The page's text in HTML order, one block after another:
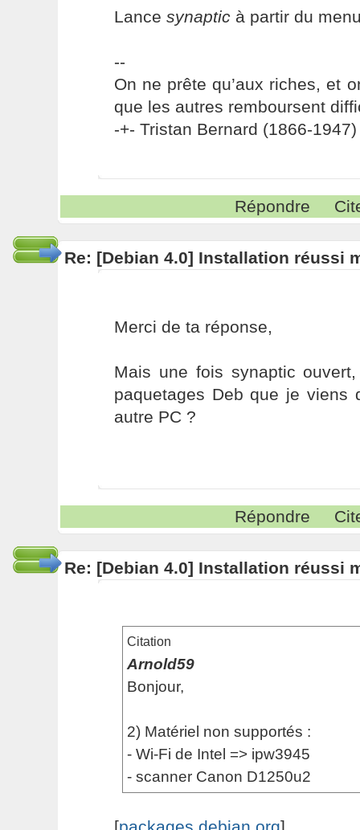
Lance synapticà partir du
--
On ne prête qu’aux riches, et
que les autres remboursent
-+- Tristan Bernard (1866-1947)
Répondre
Re: [Debian 4.0] Installation réussi
Merci de ta réponse,
Mais une fois synaptic
paquetages Deb que je viens
autre PC ?
Répondre
Re: [Debian 4.0] Installation réussi
Citation
Arnold59
Bonjour,
2) Matériel non supportés :
- Wi-Fi de Intel => ipw3945
- scanner Canon D1250u2